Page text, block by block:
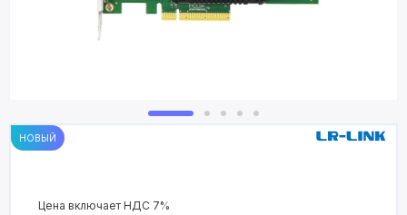
НОВЫЙ
Цена включает НДС 7%